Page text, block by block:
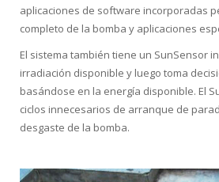
aplicaciones de software incorporadas
completo de la bomba y aplicaciones
El sistema también tiene un SunSensor
irradiación disponible y luego toma
basándose en la energía disponible. El
ciclos innecesarios de arranque de
desgaste de la bomba.